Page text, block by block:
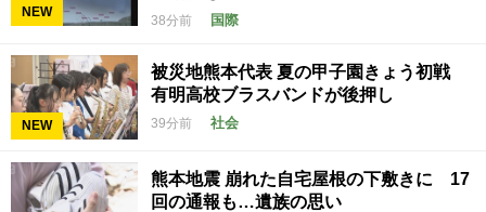
NEW
38分前 国際
NEW
被災地熊本代表 夏の甲子園きょう初戦
有明高校ブラスバンドが後押し
39分前 社会
熊本地震 崩れた自宅屋根の下敷きに 17
回の通報も…遺族の思い